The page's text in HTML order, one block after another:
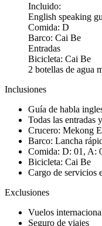
Incluido:
English speaking
Comida: D
Barco: Cai Be
Entradas
Bicicleta: Cai Be
2 botellas de agua
Inclusiones
Guía de habla
Todas las entradas
Crucero: Mekong
Barco: Lancha
Comida: D: 01, A:
Bicicleta: Cai Be
Cargo de servicios
Exclusiones
Vuelos
Seguro de viajes